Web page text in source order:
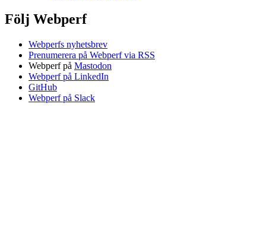
Följ Webperf
Webperfs nyhetsbrev
Prenumerera på Webperf via RSS
Webperf på Mastodon
Webperf på LinkedIn
GitHub
Webperf på Slack